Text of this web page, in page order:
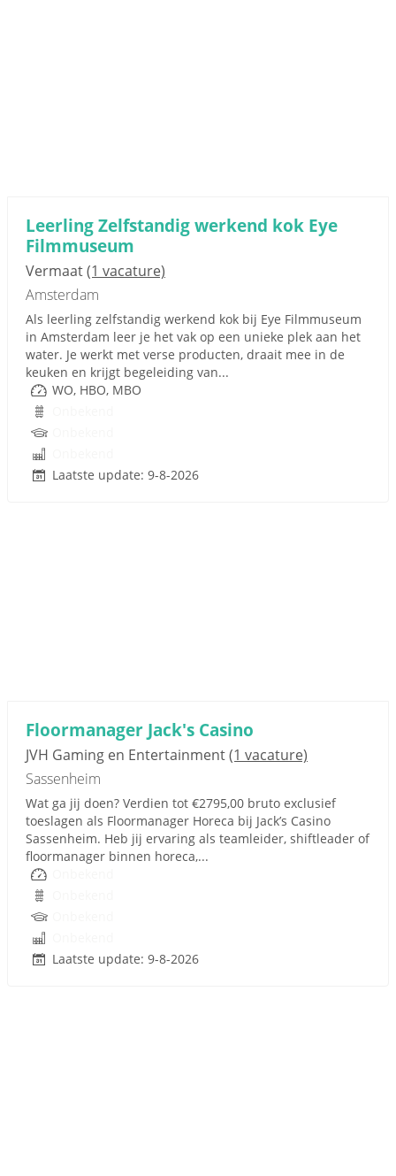
Leerling Zelfstandig werkend kok Eye
Filmmuseum
Vermaat(1 vacature)
Amsterdam
Als leerling zelfstandig werkend kok bij Eye Filmmuseum
in Amsterdam leer je het vak op een unieke plek aan het
water. Je werkt met verse producten, draait mee in de
keuken en krijgt begeleiding van...
WO, HBO, MBO
Laatste update: 9-8-2026
Floormanager Jack's Casino
JVH Gaming en Entertainment(1 vacature)
Sassenheim
Wat ga jij doen? Verdien tot €2795,00 bruto exclusief
toeslagen als Floormanager Horeca bij Jack’s Casino
Sassenheim. Heb jij ervaring als teamleider, shiftleader of
floormanager binnen horeca,...
Laatste update: 9-8-2026